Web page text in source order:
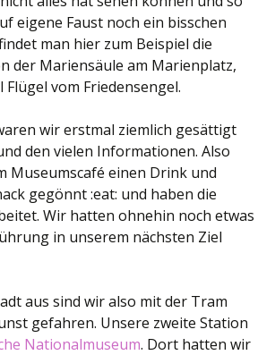
eigene Faust noch ein bisschen
man hier zum Beispiel die
der Mariensäule am Marienplatz,
vom Friedensengel.
wir erstmal ziemlich gesättigt
den vielen Informationen. Also
Museumscafé einen Drink und
gegönnt :eat: und haben die
Wir hatten ohnehin noch etwas
in unserem nächsten Ziel
aus sind wir also mit der Tram
gefahren. Unsere zweite Station
Nationalmuseum. Dort hatten wir